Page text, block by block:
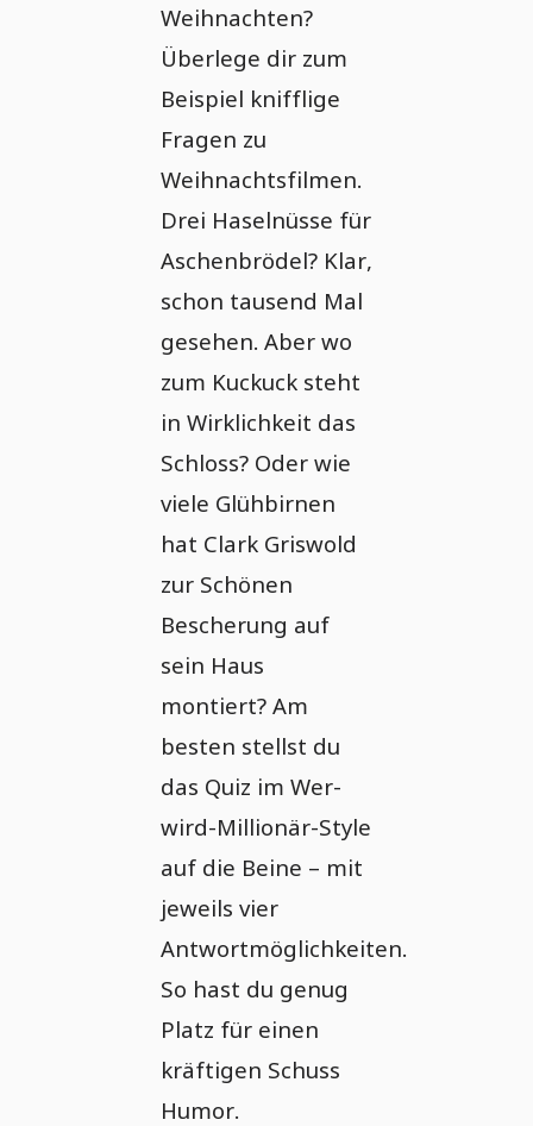
Weihnachten?
Überlege dir zum
Beispiel knifflige
Fragen zu
Weihnachtsfilmen.
Drei Haselnüsse für
Aschenbrödel? Klar,
schon tausend Mal
gesehen. Aber wo
zum Kuckuck steht
in Wirklichkeit das
Schloss? Oder wie
viele Glühbirnen
hat Clark Griswold
zur Schönen
Bescherung auf
sein Haus
montiert? Am
besten stellst du
das Quiz im Wer-
wird-Millionär-Style
auf die Beine – mit
jeweils vier
Antwortmöglichkeiten.
So hast du genug
Platz für einen
kräftigen Schuss
Humor.